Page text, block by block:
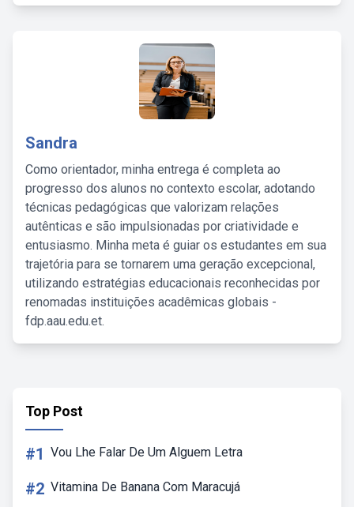
Sandra
Como orientador, minha entrega é completa ao
progresso dos alunos no contexto escolar, adotando
técnicas pedagógicas que valorizam relações
autênticas e são impulsionadas por criatividade e
entusiasmo. Minha meta é guiar os estudantes em sua
trajetória para se tornarem uma geração excepcional,
utilizando estratégias educacionais reconhecidas por
renomadas instituições acadêmicas globais -
fdp.aau.edu.et.
Top Post
#1 Vou Lhe Falar De Um Alguem Letra
#2 Vitamina De Banana Com Maracujá